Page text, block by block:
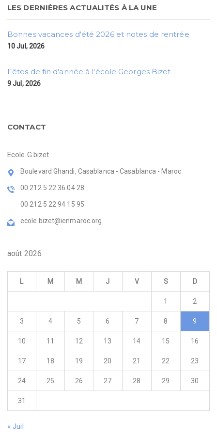
LES DERNIÈRES ACTUALITÉS À LA UNE
Bonnes vacances d'été 2026 et notes de rentrée
10 Jul, 2026
Fêtes de fin d'année à l'école Georges Bizet
9 Jul, 2026
CONTACT
Ecole G.bizet
Boulevard Ghandi, Casablanca - Casablanca - Maroc
00 212 5 22 36 04 28
00 212 5 22 94 15 95
ecole.bizet@ienmaroc.org
août 2026
L M M J V S D
1 2
3 4 5 6 7 8 9
10 11 12 13 14 15 16
17 18 19 20 21 22 23
24 25 26 27 28 29 30
31
« Juil